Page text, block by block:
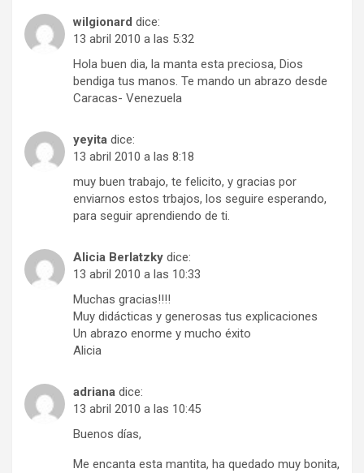
wilgionard dice:
13 abril 2010 a las 5:32
Hola buen dia, la manta esta preciosa, Dios
bendiga tus manos. Te mando un abrazo desde
Caracas- Venezuela
yeyita dice:
13 abril 2010 a las 8:18
muy buen trabajo, te felicito, y gracias por
enviarnos estos trbajos, los seguire esperando,
para seguir aprendiendo de ti.
Alicia Berlatzky dice:
13 abril 2010 a las 10:33
Muchas gracias!!!!
Muy didácticas y generosas tus explicaciones
Un abrazo enorme y mucho éxito
Alicia
adriana dice:
13 abril 2010 a las 10:45
Buenos días,
Me encanta esta mantita, ha quedado muy bonita,